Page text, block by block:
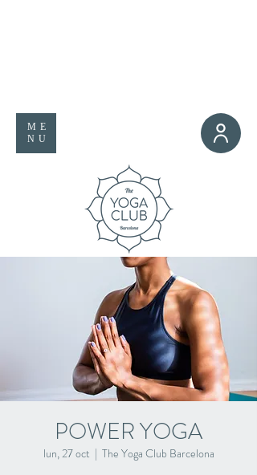
ME
NU
POWER YOGA
lun, 27 oct
  |
The Yoga Club Barcelona